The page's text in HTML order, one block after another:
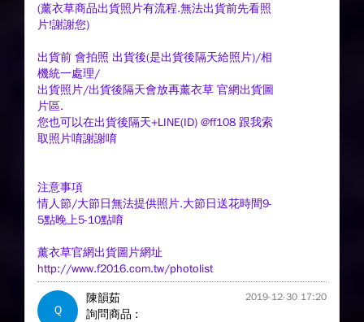
(薰衣草商品出貨照片有流程.無法出貨前先看照
片!謝謝您)
出貨前 會拍照 出貨後(是出貨後隔天給照片)/相
機統一處理/
出貨照片/出貨後隔天會放再薰衣草 官網出貨圖
片區.
您也可以在出貨後隔天+LINE(ID) @ff108 跟我索
取照片唷謝謝唷
注意事項
情人節/大節日無法提供照片.大節日送花時間9-
5點晚上5-10點唷
薰衣草官網出貨圖片網址
http://www.f2016.com.tw/photolist
Q
陳韻茹 2019-12-30 17:20
詢問商品 :